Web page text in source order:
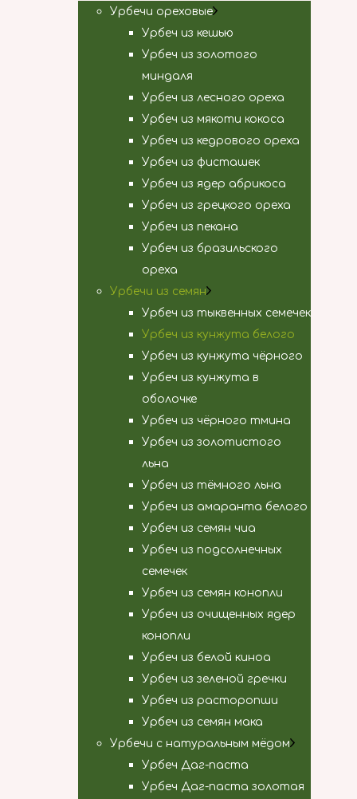
Урбечи ореховые
Урбеч из кешью
Урбеч из золотого
миндаля
Урбеч из лесного ореха
Урбеч из мякоти кокоса
Урбеч из кедрового ореха
Урбеч из фисташек
Урбеч из ядер абрикоса
Урбеч из грецкого ореха
Урбеч из пекана
Урбеч из бразильского
ореха
Урбечи из семян
Урбеч из тыквенных семечек
Урбеч из кунжута белого
Урбеч из кунжута чёрного
Урбеч из кунжута в
оболочке
Урбеч из чёрного тмина
Урбеч из золотистого
льна
Урбеч из тёмного льна
Урбеч из амаранта белого
Урбеч из семян чиа
Урбеч из подсолнечных
семечек
Урбеч из семян конопли
Урбеч из очищенных ядер
конопли
Урбеч из белой киноа
Урбеч из зеленой гречки
Урбеч из расторопши
Урбеч из семян мака
Урбечи с натуральным мёдом
Урбеч Даг-паста
Урбеч Даг-паста золотая